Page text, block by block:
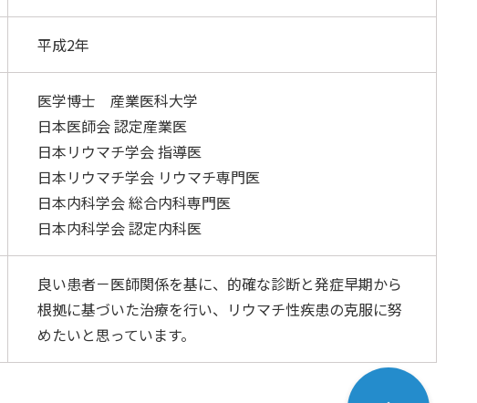
平成2年
医学博士 産業医科大学
日本医師会 認定産業医
日本リウマチ学会 指導医
日本リウマチ学会 リウマチ専門医
日本内科学会 総合内科専門医
日本内科学会 認定内科医
良い患者－医師関係を基に、的確な診断と発症早期から
根拠に基づいた治療を行い、リウマチ性疾患の克服に努
めたいと思っています。